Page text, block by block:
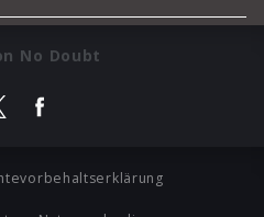
No Doubt